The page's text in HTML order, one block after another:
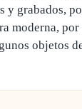
y grabados,
moderna, por
objetos